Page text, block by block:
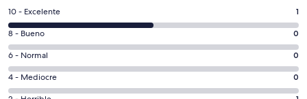
en
una
ventana
nueva
1
comentarios
de
un
total
de
10 - Excelente 1
0
comentarios
de
un
total
8 - Bueno 0
0
comentarios
de
6 - Normal 0
0
comentarios
4 - Mediocre 0